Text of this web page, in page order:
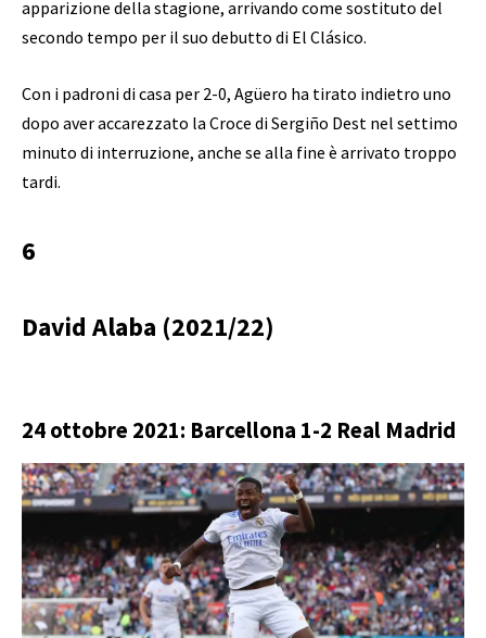
apparizione della stagione, arrivando come sostituto del
secondo tempo per il suo debutto di El Clásico.
Con i padroni di casa per 2-0, Agüero ha tirato indietro uno
dopo aver accarezzato la Croce di Sergiño Dest nel settimo
minuto di interruzione, anche se alla fine è arrivato troppo
tardi.
6
David Alaba (2021/22)
24 ottobre 2021: Barcellona 1-2 Real Madrid